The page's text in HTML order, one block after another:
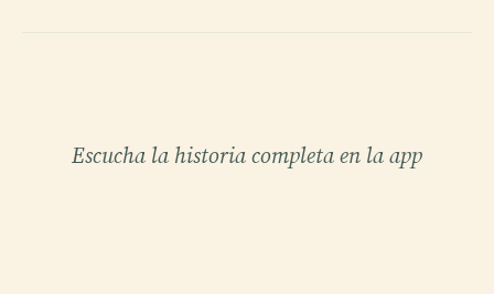
Escucha la historia completa en la app